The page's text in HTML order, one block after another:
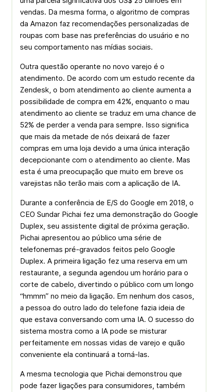
vendas. Da mesma forma, o algoritmo de compras
da Amazon faz recomendações personalizadas de
roupas com base nas preferências do usuário e no
seu comportamento nas mídias sociais.
Outra questão operante no novo varejo é o
atendimento. De acordo com um estudo recente da
Zendesk, o bom atendimento ao cliente aumenta a
possibilidade de compra em 42%, enquanto o mau
atendimento ao cliente se traduz em uma chance de
52% de perder a venda para sempre. Isso significa
que mais da metade de nós deixará de fazer
compras em uma loja devido a uma única interação
decepcionante com o atendimento ao cliente. Mas
esta é uma preocupação que muito em breve os
varejistas não terão mais com a aplicação de IA.
Durante a conferência de E/S do Google em 2018, o
CEO Sundar Pichai fez uma demonstração do Google
Duplex, seu assistente digital de próxima geração.
Pichai apresentou ao público uma série de
telefonemas pré-gravados feitos pelo Google
Duplex. A primeira ligação fez uma reserva em um
restaurante, a segunda agendou um horário para o
corte de cabelo, divertindo o público com um longo
“hmmm” no meio da ligação. Em nenhum dos casos,
a pessoa do outro lado do telefone fazia ideia de
que estava conversando com uma IA. O sucesso do
sistema mostra como a IA pode se misturar
perfeitamente em nossas vidas de varejo e quão
conveniente ela continuará a torná-las.
A mesma tecnologia que Pichai demonstrou que
pode fazer ligações para consumidores, também